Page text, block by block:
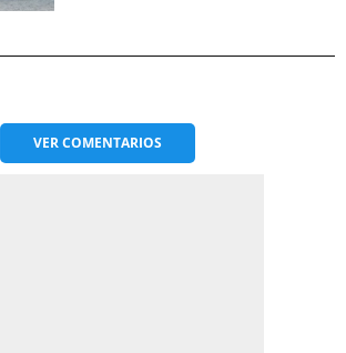
VERCOMENTARIOS